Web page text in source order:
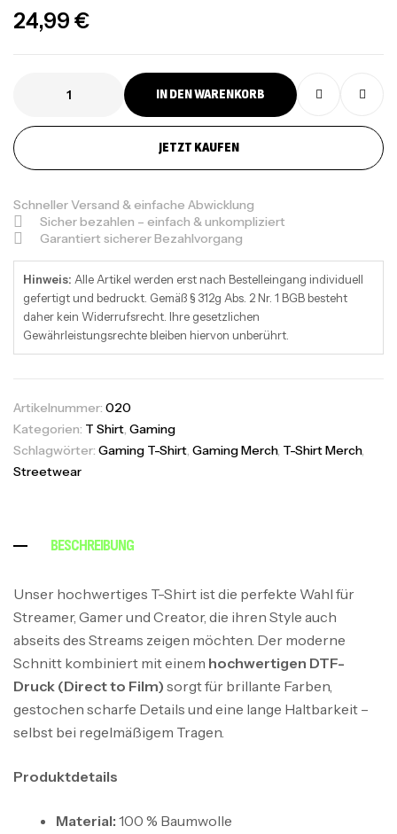
24,99 €
IN DEN WARENKORB
JETZT KAUFEN
Schneller Versand & einfache Abwicklung
Sicher bezahlen – einfach & unkompliziert
Garantiert sicherer Bezahlvorgang
Hinweis: Alle Artikel werden erst nach Bestelleingang individuell
gefertigt und bedruckt. Gemäß § 312g Abs. 2 Nr. 1 BGB besteht
daher kein Widerrufsrecht. Ihre gesetzlichen
Gewährleistungsrechte bleiben hiervon unberührt.
Artikelnummer: 020
Kategorien: T Shirt, Gaming
Schlagwörter: Gaming T-Shirt, Gaming Merch, T-Shirt Merch,
Streetwear
BESCHREIBUNG
Unser hochwertiges T-Shirt ist die perfekte Wahl für
Streamer, Gamer und Creator, die ihren Style auch
abseits des Streams zeigen möchten. Der moderne
Schnitt kombiniert mit einem hochwertigen DTF-
Druck (Direct to Film) sorgt für brillante Farben,
gestochen scharfe Details und eine lange Haltbarkeit –
selbst bei regelmäßigem Tragen.
Produktdetails
Material: 100 % Baumwolle